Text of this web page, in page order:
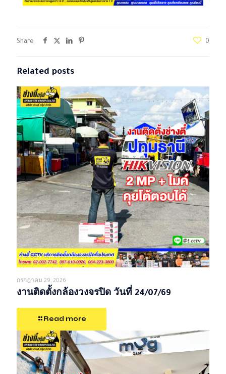
Share 0
Related posts
กรกฎาคม 29, 2026
งานติดตั้งกล้องวงจรปิด วันที่ 24/07/69
Read more